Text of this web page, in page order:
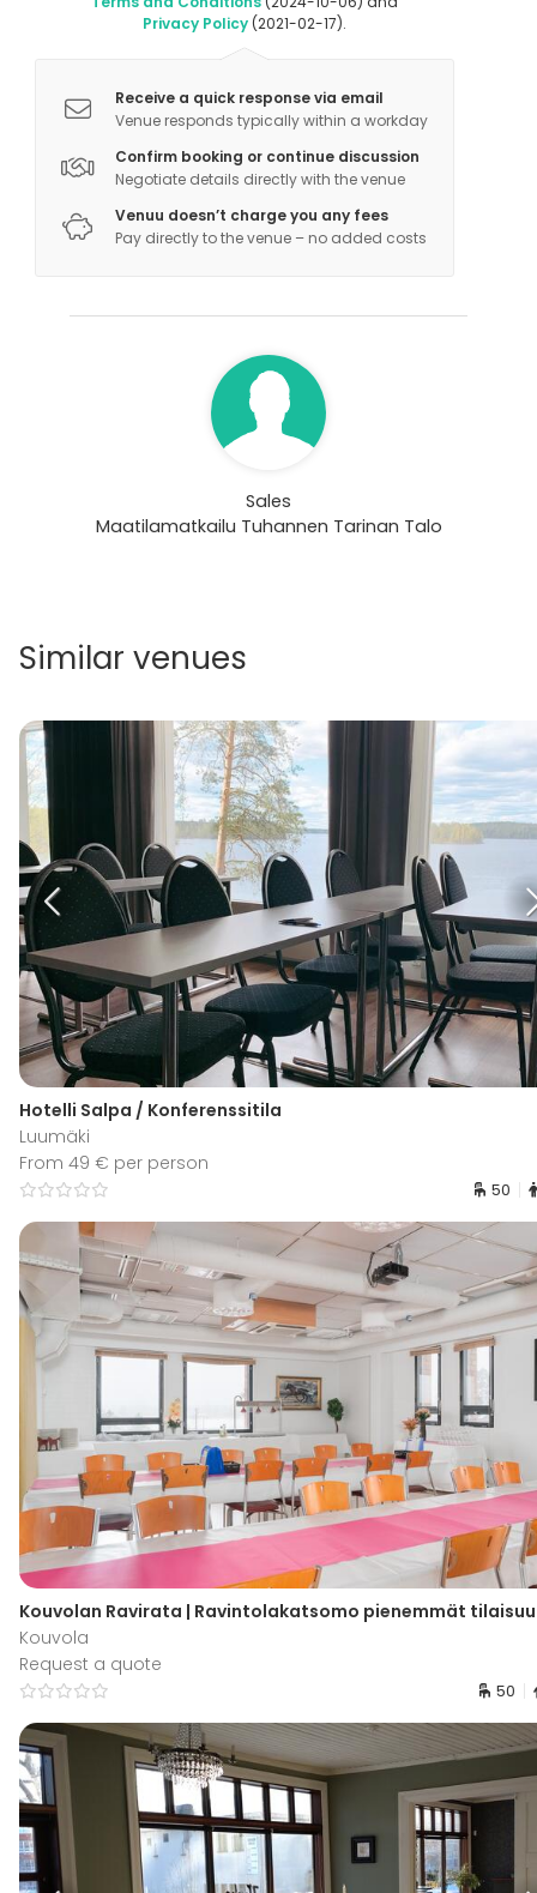
Privacy Policy(2021-02-17).
Receive a quick response via email
Venue responds typically within a workday
Confirm booking or continue discussion
Negotiate details directly with the venue
Venuu doesn’t charge you any fees
Pay directly to the venue – no added costs
Sales
Maatilamatkailu Tuhannen Tarinan Talo
Similar venues
Hotelli Salpa / Konferenssitila
Luumäki
From 49 € per person
50
Kouvolan Ravirata | Ravintolakatsomo pienemmät
Kouvola
Request a quote
50